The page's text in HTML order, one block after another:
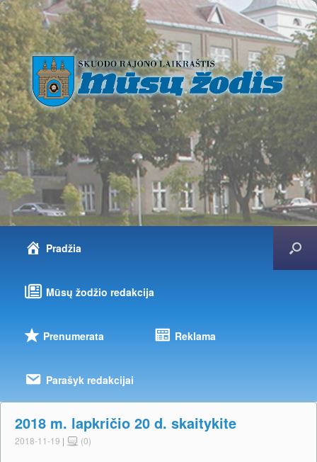
Pradžia
Mūsų žodžio redakcija
Prenumerata Reklama
Parašyk redakcijai
2018 m. lapkričio 20 d. skaitykite
2018-11-19 | (0)